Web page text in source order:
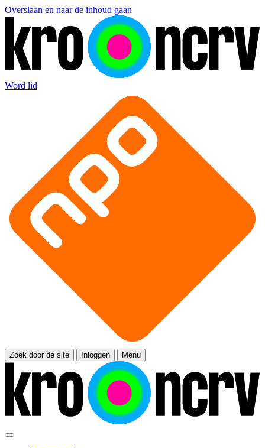
Overslaan en naar de inhoud gaan
Word lid
Zoek door de site Inloggen Menu